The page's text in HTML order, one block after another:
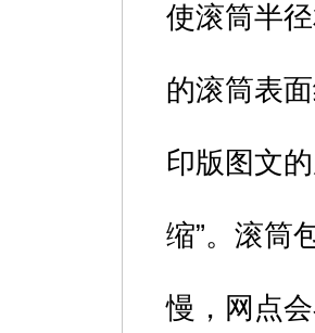
使滚筒半
的滚筒表
印版图文
缩”。滚筒
慢，网点